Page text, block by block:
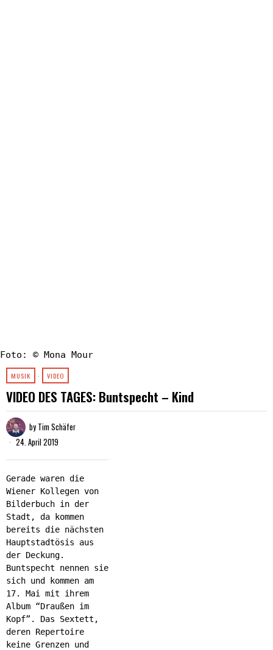
Foto: © Mona Mour
MUSIK · VIDEO
VIDEO DES TAGES: Buntspecht – Kind
byTim Schäfer
24. April 2019
Gerade waren die
Wiener Kollegen von
Bilderbuch in der
Stadt, da kommen
bereits die nächsten
Hauptstadtösis aus
der Deckung.
Buntspecht nennen sie
sich und kommen am
17. Mai mit ihrem
Album “Draußen im
Kopf”. Das Sextett,
deren Repertoire
keine Grenzen und